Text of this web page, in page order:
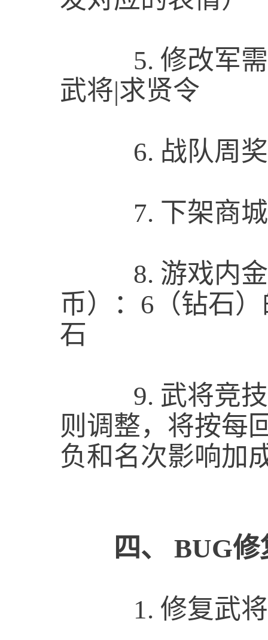
5. 修改军
武将|求贤令
6. 战队周
7. 下架商
8. 游戏内
币）：6（钻石
石
9. 武将竞
则调整，将按每
负和名次影响加
四、 BUG修
1. 修复武